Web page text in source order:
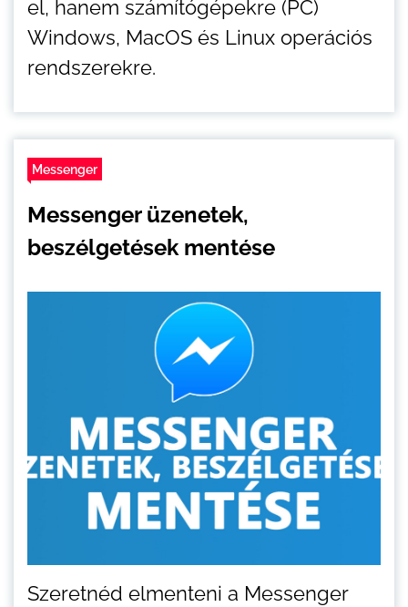
el, hanem számítógépekre (PC)
Windows, MacOS és Linux operációs
rendszerekre.
Messenger
Messenger üzenetek,
beszélgetések mentése
Szeretnéd elmenteni a Messenger